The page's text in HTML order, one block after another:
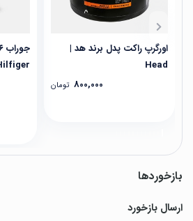
اورگرپ راکت پدل برند هد |
Head
800,000 تومان
بازخوردها
ارسال بازخورد